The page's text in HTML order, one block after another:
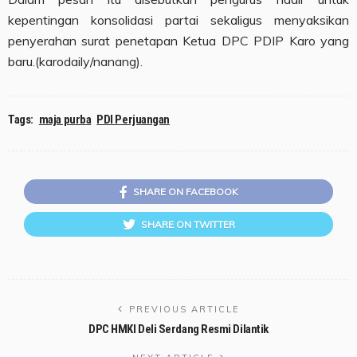
kepentingan konsolidasi partai sekaligus menyaksikan
penyerahan surat penetapan Ketua DPC PDIP Karo yang
baru.(karodaily/nanang).
Tags: maja purba PDI Perjuangan
SHARE ON FACEBOOK
SHARE ON TWITTER
PREVIOUS ARTICLE
DPC HMKI Deli Serdang Resmi Dilantik